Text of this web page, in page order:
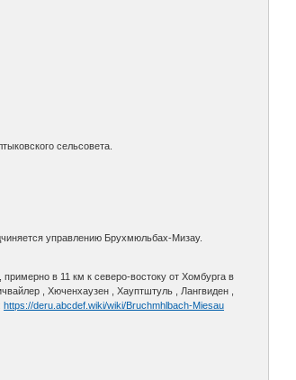
сельсовета.
управлению Брухмюльбах-Мизау.
в 11 км к северо-востоку от Хомбурга в
, Хюченхаузен , Хауптштуль , Лангвиден ,
https://deru.abcdef.wiki/wiki/Bruchmhlbach-Miesau